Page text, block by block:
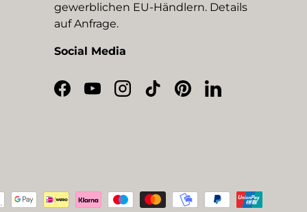
gewerblichen EU-Händlern. Details
auf Anfrage.
Social Media
Facebook
YouTubeInstagram
TikTokPinterestLinkedIn